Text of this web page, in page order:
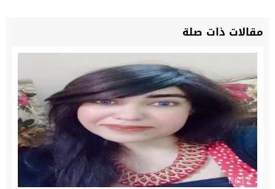
مقالات ذات صلة